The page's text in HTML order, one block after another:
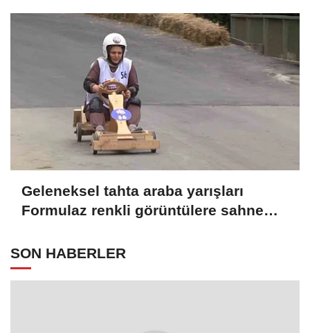
Geleneksel tahta araba yarışları
Formulaz renkli görüntülere sahne
SON HABERLER